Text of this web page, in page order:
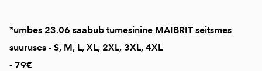
*umbes 23.06 saabub tumesinine MAIBRIT seitsmes
suuruses - S, M, L, XL, 2XL, 3XL, 4XL
- 79€